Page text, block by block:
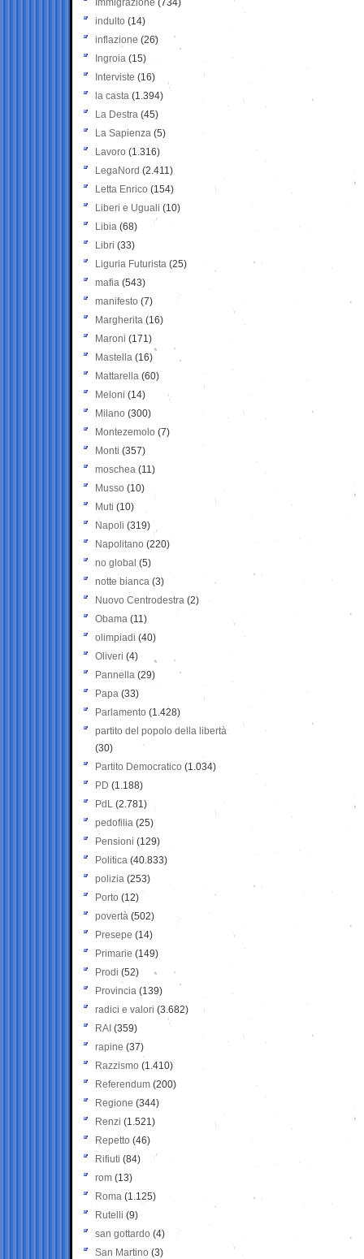
Immigrazione (734)
indulto (14)
inflazione (26)
Ingroia (15)
Interviste (16)
la casta (1.394)
La Destra (45)
La Sapienza (5)
Lavoro (1.316)
LegaNord (2.411)
Letta Enrico (154)
Liberi e Uguali (10)
Libia (68)
Libri (33)
Liguria Futurista (25)
mafia (543)
manifesto (7)
Margherita (16)
Maroni (171)
Mastella (16)
Mattarella (60)
Meloni (14)
Milano (300)
Montezemolo (7)
Monti (357)
moschea (11)
Musso (10)
Muti (10)
Napoli (319)
Napolitano (220)
no global (5)
notte bianca (3)
Nuovo Centrodestra (2)
Obama (11)
olimpiadi (40)
Oliveri (4)
Pannella (29)
Papa (33)
Parlamento (1.428)
partito del popolo della libertà
(30)
Partito Democratico (1.034)
PD (1.188)
PdL (2.781)
pedofilia (25)
Pensioni (129)
Politica (40.833)
polizia (253)
Porto (12)
povertà (502)
Presepe (14)
Primarie (149)
Prodi (52)
Provincia (139)
radici e valori (3.682)
RAI (359)
rapine (37)
Razzismo (1.410)
Referendum (200)
Regione (344)
Renzi (1.521)
Repetto (46)
Rifiuti (84)
rom (13)
Roma (1.125)
Rutelli (9)
san gottardo (4)
San Martino (3)